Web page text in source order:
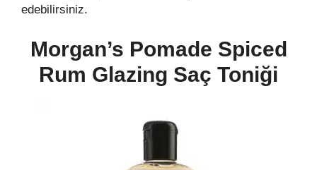
edebilirsiniz.
Morgan’s Pomade Spiced
Rum Glazing Saç Toniği